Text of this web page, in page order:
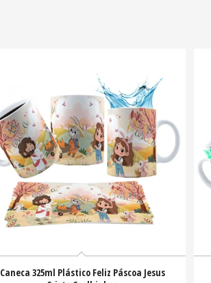
Caneca 325ml Plástico Feliz Páscoa Jesus